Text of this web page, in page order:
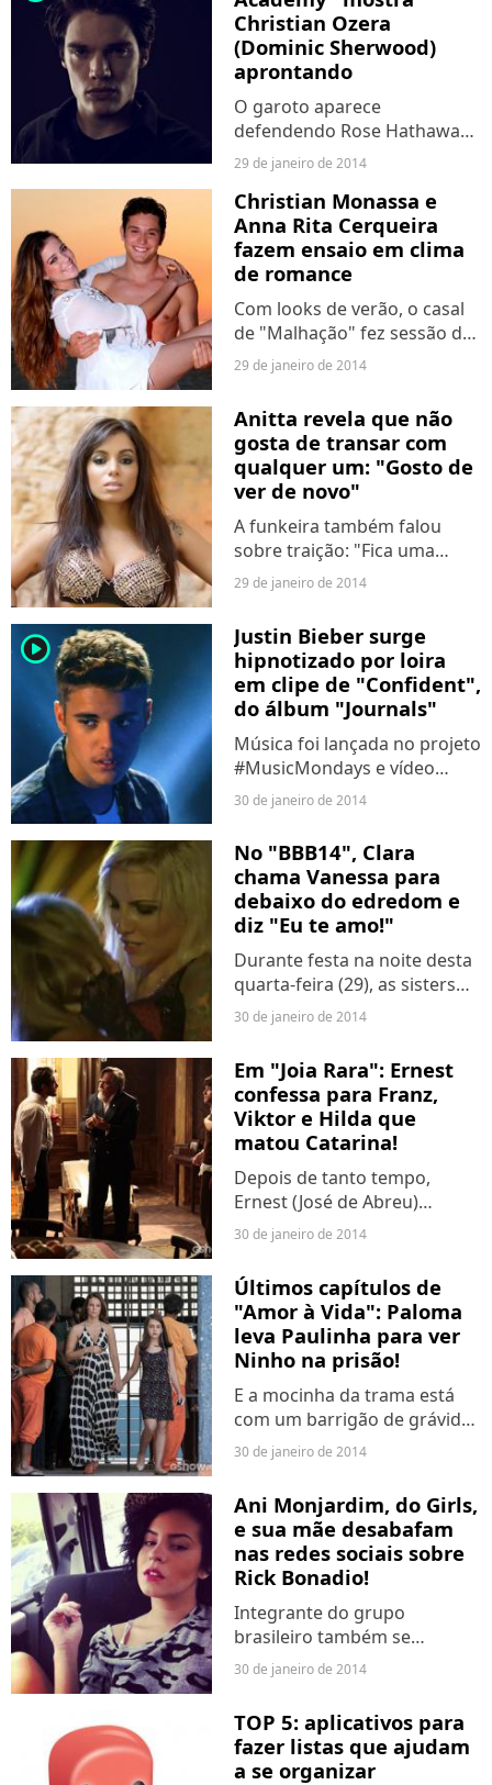
Christian Ozera
(Dominic Sherwood)
aprontando
O garoto aparece
defendendo Rose Hathaway
(Zoey Deutch) e Lissa
Dragomir (Lucy Fry).
29 de janeiro de 2014
Christian Monassa e
Anna Rita Cerqueira
fazem ensaio em clima
de romance
Com looks de verão, o casal
de "Malhação" fez sessão de
fotos em uma praia no Rio.
29 de janeiro de 2014
Anitta revela que não
gosta de transar com
qualquer um: "Gosto de
ver de novo"
A funkeira também falou
sobre traição: "Fica uma
suruba que não se resolve".
29 de janeiro de 2014
player2
Justin Bieber surge
hipnotizado por loira
em clipe de "Confident",
do álbum "Journals"
Música foi lançada no projeto
#MusicMondays e vídeo
mostra cantor curtindo a
vida.
30 de janeiro de 2014
No "BBB14", Clara
chama Vanessa para
debaixo do edredom e
diz "Eu te amo!"
Durante festa na noite desta
quarta-feira (29), as sisters
foram o destaque da balada
e causam alvoroço no Twitter.
30 de janeiro de 2014
Em "Joia Rara": Ernest
confessa para Franz,
Viktor e Hilda que
matou Catarina!
Depois de tanto tempo,
Ernest (José de Abreu)
finalmente contará a verdade
em "Joia Rara"! Saiba mais!
30 de janeiro de 2014
Últimos capítulos de
"Amor à Vida": Paloma
leva Paulinha para ver
Ninho na prisão!
E a mocinha da trama está
com um barrigão de grávida
em uma cena emocionante!
Confira!
30 de janeiro de 2014
Ani Monjardim, do Girls,
e sua mãe desabafam
nas redes sociais sobre
Rick Bonadio!
Integrante do grupo
brasileiro também se
mostrou insatisfeita com
problemas da banda.
30 de janeiro de 2014
TOP 5: aplicativos para
fazer listas que ajudam
a se organizar